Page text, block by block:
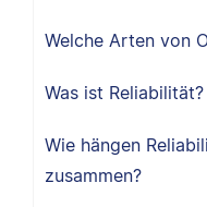
Welche Arten von
Was ist Reliabilität?
Wie hängen
zusammen?